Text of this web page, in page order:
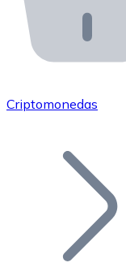
Bitnovo API
Integra
Únete a
Añade tu
Criptomonedas